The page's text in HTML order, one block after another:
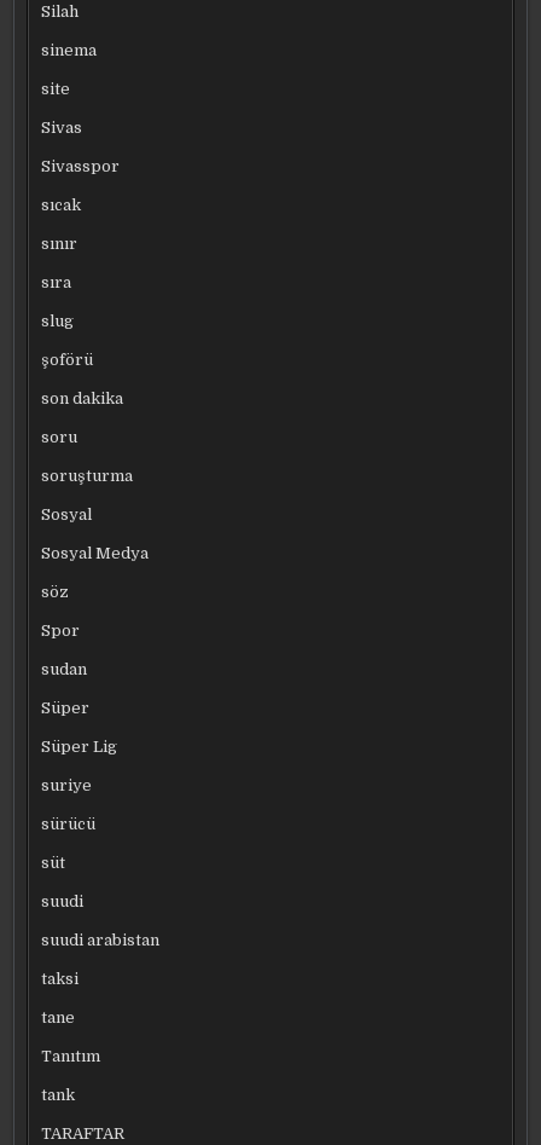
Silah
sinema
site
Sivas
Sivasspor
sıcak
sınır
sıra
slug
şoförü
son dakika
soru
soruşturma
Sosyal
Sosyal Medya
söz
Spor
sudan
Süper
Süper Lig
suriye
sürücü
süt
suudi
suudi arabistan
taksi
tane
Tanıtım
tank
TARAFTAR